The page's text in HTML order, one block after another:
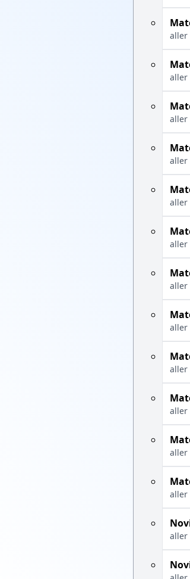
aller
aller
aller
aller
aller
aller
aller
aller
aller
aller
aller
aller
aller